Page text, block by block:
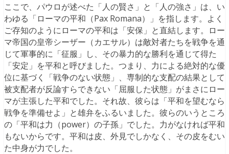
ここで、パウロが述べた「人の賢さ」と「人の強さ」は、い
わゆる「ローマの平和（Pax Romana）」を指します。よく
ご存知のようにローマの平和は「安保」と直結します。ロー
マ帝国の皇帝シーザー（カエサル）は敵対者たちを戦争を通
じて軍事的に「征服」し、その暴力的な勝利を通じて得た
「安定」を平和と呼びました。つまり、力による絶対的な優
位に基づく「戦争のない状態」、専制的な支配の結果として
被支配者が反論すらできない「屈服した状態」がまさにロー
マが主張した平和でした。それ故、彼らは「平和を望むなら
戦争を準備せよ」と雄弁をふるいました。彼らのいうところ
の「平和は力（power）の子孫」でした。力がなければ平和
もないからです。平和は皮、外見でしかなく、その皮をむい
た中身が力でした。